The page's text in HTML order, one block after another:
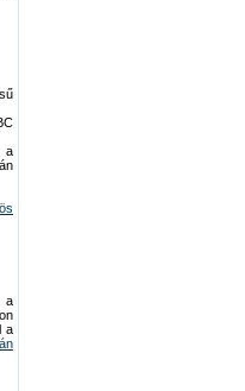
a
a
a